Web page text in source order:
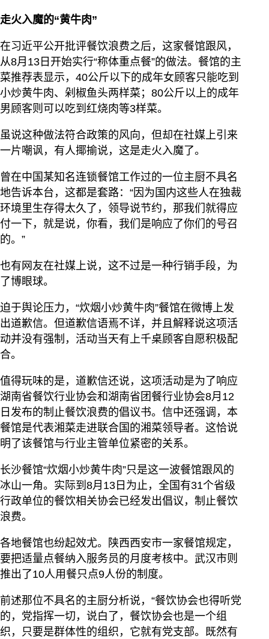
走火入魔的“黄牛肉”
在习近平公开批评餐饮浪费之后，这家餐馆跟风，
从8月13日开始实行“称体重点餐”的做法。餐馆的主
菜推荐表显示，40公斤以下的成年女顾客只能吃到
小炒黄牛肉、剁椒鱼头两样菜；80公斤以上的成年
男顾客则可以吃到红烧肉等3样菜。
虽说这种做法符合政策的风向，但却在社媒上引来
一片嘲讽，有人揶揄说，这是走火入魔了。
曾在中国某知名连锁餐馆工作过的一位主厨不具名
地告诉本台，这都是套路：“因为国内这些人在独裁
环境里生存得太久了，领导说节约，那我们就得应
付一下，就是说，你看，我们是响应了你们的号召
的。”
也有网友在社媒上说，这不过是一种行销手段，为
了博眼球。
迫于舆论压力，“炊烟小炒黄牛肉”餐馆在微博上发
出道歉信。但道歉信语焉不详，并且解释说这项活
动并没有强制，活动当天有上千桌顾客自愿积极配
合。
值得玩味的是，道歉信还说，这项活动是为了响应
湖南省餐饮行业协会和湖南省团餐行业协会8月12
日发布的制止餐饮浪费的倡议书。信中还强调，本
餐馆是代表湘菜走进联合国的湘菜领导者。这恰说
明了该餐馆与行业主管单位紧密的关系。
长沙餐馆“炊烟小炒黄牛肉”只是这一波餐馆跟风的
冰山一角。实际到8月13日为止，全国有31个省级
行政单位的餐饮相关协会已经发出倡议，制止餐饮
浪费。
各地餐馆也纷起效尤。陕西西安市一家餐馆规定，
要把适量点餐纳入服务员的月度考核中。武汉市则
推出了10人用餐只点9人份的制度。
前述那位不具名的主厨分析说，“餐饮协会也得听党
的，党指挥一切，说白了，餐饮协会也是一个组
织，只要是群体性的组织，它就有党支部。既然有